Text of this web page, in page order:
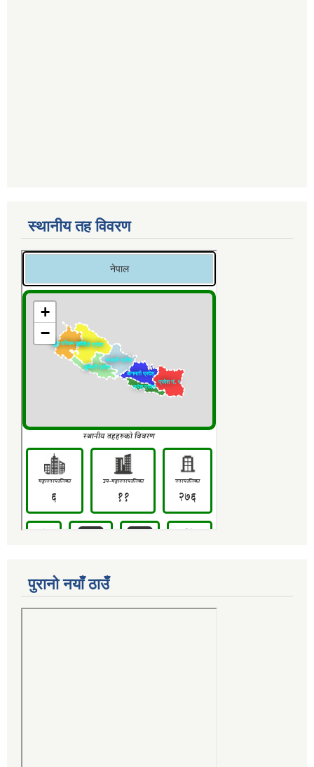
स्थानीय तह विवरण
पुरानो नयाँ ठाउँ